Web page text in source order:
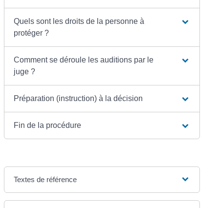
Quels sont les droits de la personne à
protéger ?
Comment se déroule les auditions par le
juge ?
Préparation (instruction) à la décision
Fin de la procédure
Textes de référence